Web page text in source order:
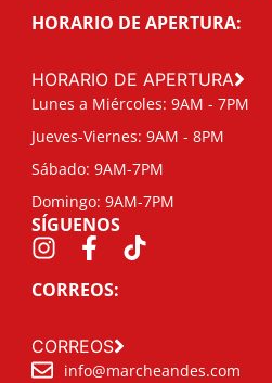
HORARIO DE APERTURA:
HORARIO DE APERTURA
Lunes a Miércoles: 9AM - 7PM
Jueves-Viernes: 9AM - 8PM
Sábado: 9AM-7PM
Domingo: 9AM-7PM
SÍGUENOS
CORREOS:
CORREOS
info@marcheandes.com